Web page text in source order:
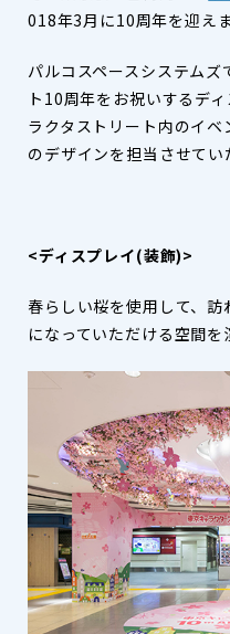
018年3月に10周年を迎えま
パルコスペースシステム
ト10周年をお祝いするデ
ラクタストリート内のイベ
のデザインを担当させてい
<ディスプレイ(装飾)>
春らしい桜を使用して、
になっていただける空間を